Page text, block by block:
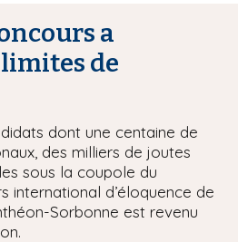
a
de
dont une centaine de
des milliers de joutes
sous la coupole du
international d’éloquence de
Sorbonne est revenu